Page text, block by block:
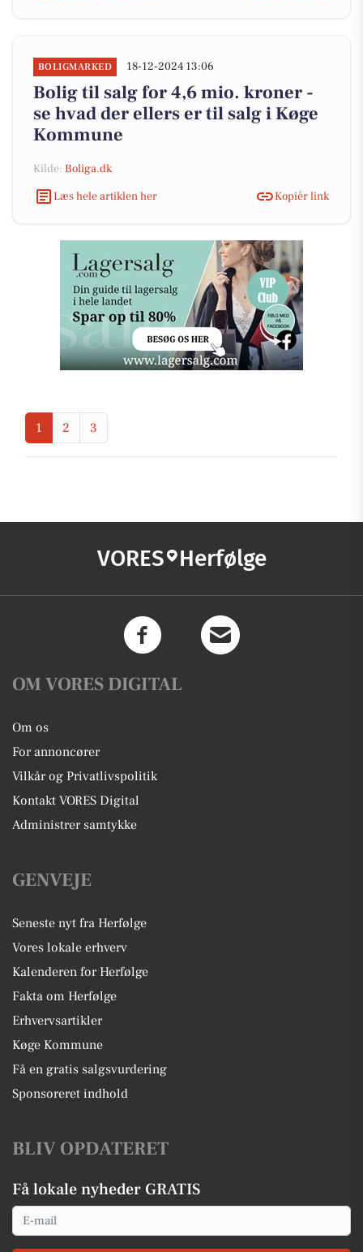
BOLIGMARKED 18-12-2024 13:06
Bolig til salg for 4,6 mio. kroner -
se hvad der ellers er til salg i Køge
Kommune
Kilde: Boliga.dk
Læs hele artiklen her
Kopiér link
1 2 3
VORES Herfølge
OM VORES DIGITAL
Om os
For annoncører
Vilkår og Privatlivspolitik
Kontakt VORES Digital
Administrer samtykke
GENVEJE
Seneste nyt fra Herfølge
Vores lokale erhverv
Kalenderen for Herfølge
Fakta om Herfølge
Erhvervsartikler
Køge Kommune
Få en gratis salgsvurdering
Sponsoreret indhold
BLIV OPDATERET
Få lokale nyheder GRATIS
Email